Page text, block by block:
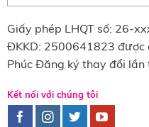
Giấy phép LHQT số: 26-
ĐKKD: 2500641823 được
Phúc Đăng ký thay đổi
Kết nối với chúng tôi